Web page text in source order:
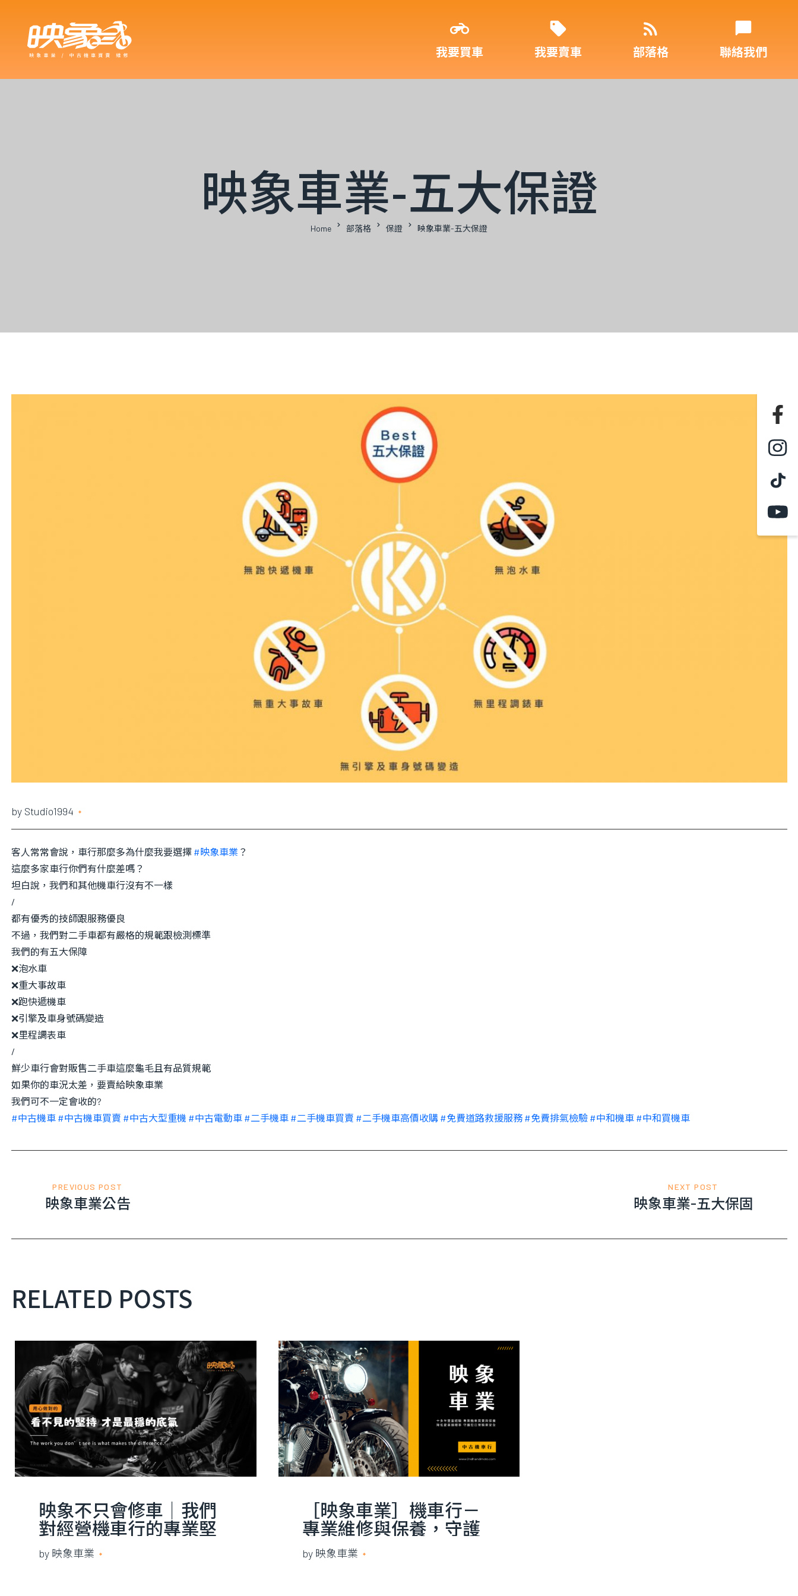
我要買車 我要賣車 部落格 聯絡我們
映象車業-五大保證
Home 部落格 保證 映象車業-五大保證
by Studio1994
客人常常會說，車行那麼多為什麼我要選擇 #映象車業 ？
這麼多家車行你們有什麼差嗎？
坦白說，我們和其他機車行沒有不一樣
/
都有優秀的技師跟服務優良
不過，我們對二手車都有嚴格的規範跟檢測標準
我們的有五大保障
❌泡水車
❌重大事故車
❌跑快遞機車
❌引擎及車身號碼變造
❌里程調表車
/
鮮少車行會對販售二手車這麼龜毛且有品質規範
如果你的車況太差，要賣給映象車業
我們可不一定會收的?
#中古機車 #中古機車買賣 #中古大型重機 #中古電動車 #二手機車 #二手機車買賣 #二手機車高價收購 #免費道路救援服務 #免費排氣檢驗 #中和機車 #中和買機車
PREVIOUS POST
映象車業公告
NEXT POST
映象車業-五大保固
RELATED POSTS
映象不只會修車｜我們
對經營機車行的專業堅
持
by 映象車業
［映象車業］機車行－
專業維修與保養，守護
您的騎乘安全
by 映象車業